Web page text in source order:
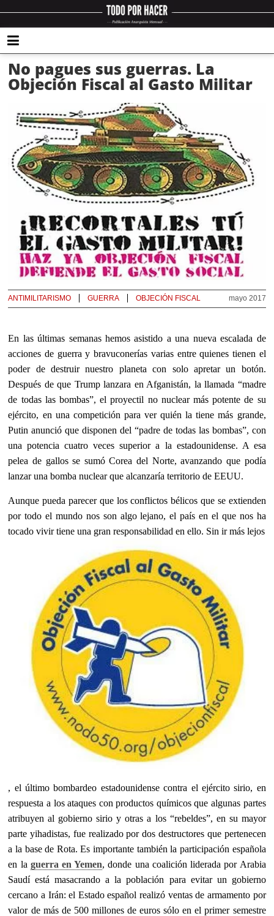
No pagues sus guerras. La
Objeción Fiscal al Gasto Militar
mayo 2017
ANTIMILITARISMO GUERRA OBJECIÓN FISCAL
En las últimas semanas hemos asistido a una nueva escalada de
acciones de guerra y bravuconerías varias entre quienes tienen el
poder de destruir nuestro planeta con solo apretar un botón.
Después de que Trump lanzara en Afganistán, la llamada “madre
de todas las bombas”, el proyectil no nuclear más potente de su
ejército, en una competición para ver quién la tiene más grande,
Putin anunció que disponen del “padre de todas las bombas”, con
una potencia cuatro veces superior a la estadounidense. A esa
pelea de gallos se sumó Corea del Norte, avanzando que podía
lanzar una bomba nuclear que alcanzaría territorio de EEUU.
Aunque pueda parecer que los conflictos bélicos que se extienden
por todo el mundo nos son algo lejano, el país en el que nos ha
tocado vivir tiene una gran responsabilidad en ello. Sin ir más lejos
, el último bombardeo estadounidense contra el ejército sirio, en
respuesta a los ataques con productos químicos que algunas partes
atribuyen al gobierno sirio y otras a los “rebeldes”, en su mayor
parte yihadistas, fue realizado por dos destructores que pertenecen
a la base de Rota. Es importante también la participación española
en la guerra en Yemen, donde una coalición liderada por Arabia
Saudí está masacrando a la población para evitar un gobierno
cercano a Irán: el Estado español realizó ventas de armamento por
valor de más de 500 millones de euros sólo en el primer semestre